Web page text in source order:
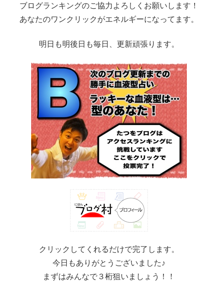
ブログランキングのご協力よろしくお願いします！
あなたのワンクリックがエネルギーになってます。
明日も明後日も毎日、更新頑張ります。
クリックしてくれるだけで完了します。
今日もありがとうございました♪
まずはみんなで３桁狙いましょう！！